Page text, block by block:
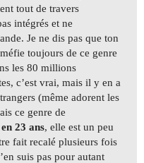
tout de travers
intégrés et ne
Je ne dis pas que ton
toujours de ce genre
les 80 millions
c’est vrai, mais il y en a
(même adorent les
ce genre de
23 ans, elle est un peu
fait recalé plusieurs fois
suis pas pour autant